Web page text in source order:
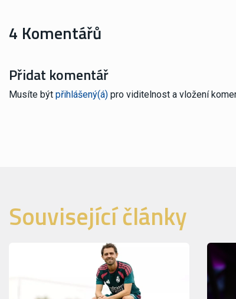
4 Komentářů
Přidat komentář
Musíte být přihlášený(á) pro viditelnost a vložení
Související články